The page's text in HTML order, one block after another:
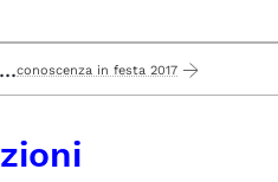
...conoscenza in festa 2017